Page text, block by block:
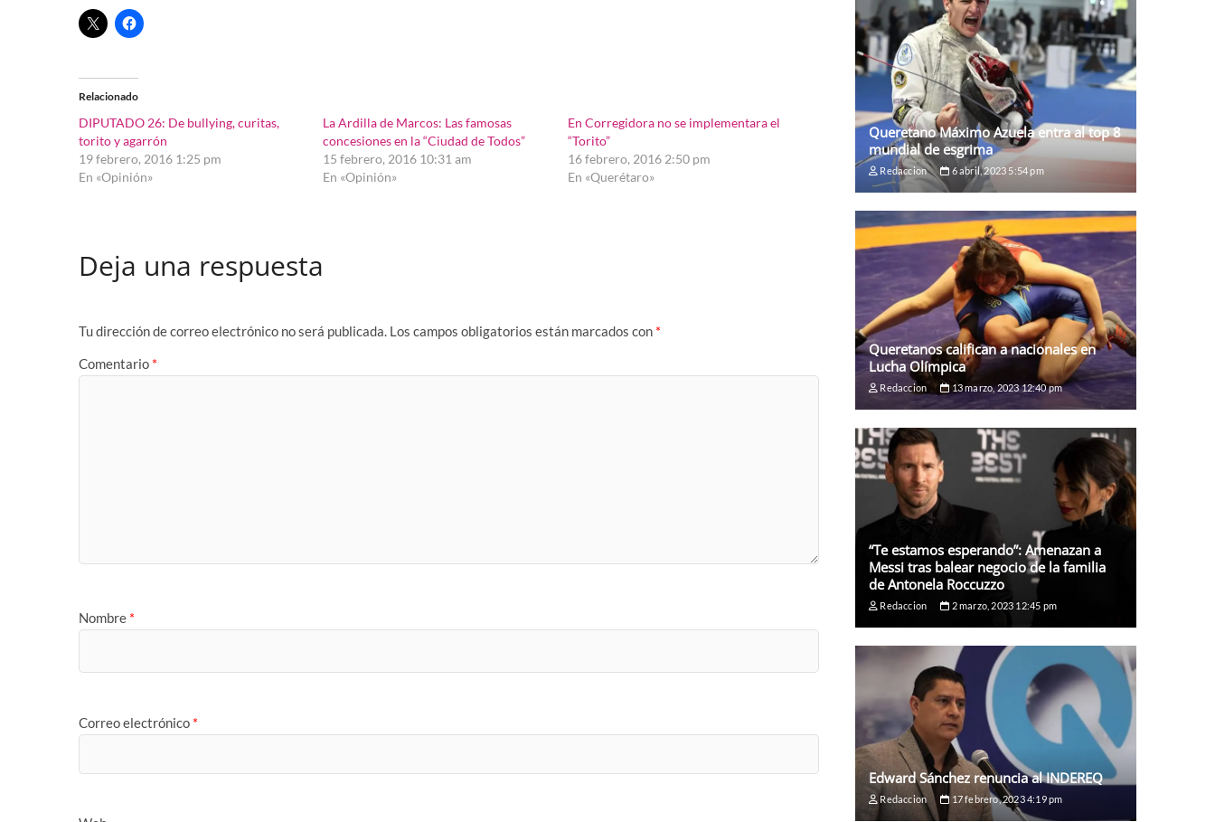
Relacionado
DIPUTADO 26: De bullying, curitas,
torito y agarrón
19 febrero, 2016 1:25 pm
En «Opinión»
La Ardilla de Marcos: Las famosas
concesiones en la “Ciudad de Todos”
15 febrero, 2016 10:31 am
En «Opinión»
En Corregidora no se implementara el
“Torito”
16 febrero, 2016 2:50 pm
En «Querétaro»
Deja una respuesta
Tu dirección de correo electrónico no será publicada. Los campos obligatorios están marcados con *
Comentario *
Nombre *
Correo electrónico *
Queretano Máximo Azuela entra al top 8
mundial de esgrima
Redaccion 6 abril, 2023 5:54 pm
Queretanos califican a nacionales en
Lucha Olímpica
Redaccion 13 marzo, 2023 12:40 pm
“Te estamos esperando”: Amenazan a
Messi tras balear negocio de la familia
de Antonela Roccuzzo
Redaccion 2 marzo, 2023 12:45 pm
Edward Sánchez renuncia al INDEREQ
Redaccion 17 febrero, 2023 4:19 pm